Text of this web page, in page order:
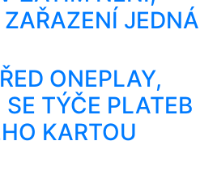
ZAŘAZENÍ JEDNÁ
ONEPLAY,
TÝČE PLATEB
KARTOU